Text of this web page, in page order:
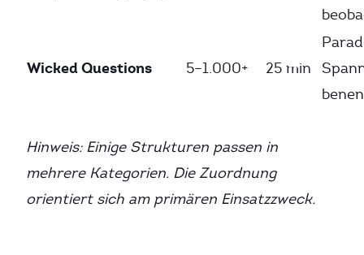
Wicked Questions 5–1.000+ 25 min
Hinweis: Einige Strukturen passen in
mehrere Kategorien. Die Zuordnung
orientiert sich am primären Einsatzzweck.